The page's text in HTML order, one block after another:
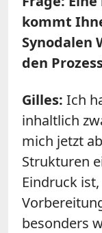
kommt
Synodalen
den
Gilles: Ich
inhaltlich
mich jetzt
Strukturen
Eindruck
besonders